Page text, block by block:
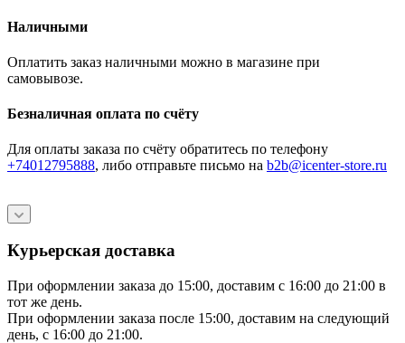
Наличными
Оплатить заказ наличными можно в магазине при
самовывозе.
Безналичная оплата по счёту
Для оплаты заказа по счёту обратитесь по телефону
+74012795888, либо отправьте письмо на b2b@icenter-store.ru
Курьерская доставка
При оформлении заказа до 15:00, доставим с 16:00 до 21:00 в
тот же день.
При оформлении заказа после 15:00, доставим на следующий
день, с 16:00 до 21:00.